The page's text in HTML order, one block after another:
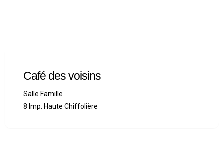
Café des voisins
Salle Famille
8 Imp. Haute Chiffolière